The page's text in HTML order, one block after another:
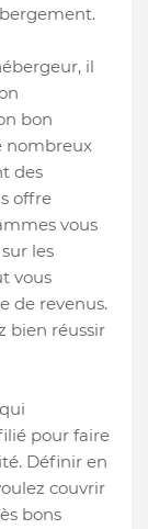
il
bon
nombreux
des
offre
vous
les
vous
de revenus.
bien réussir
pour faire
Définir en
couvrir
bons